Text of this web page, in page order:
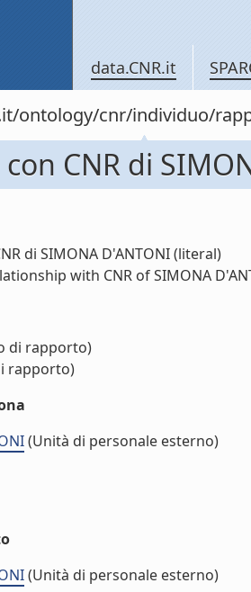
data.CNR.it
ontology/cnr/individuo/
CNR di
di SIMONA D'ANTONI (literal)
with CNR of SIMONA
di rapporto)
rapporto)
(Unità di personale esterno)
(Unità di personale esterno)